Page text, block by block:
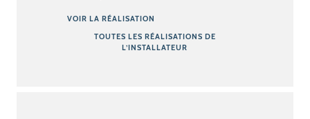
VOIR LA RÉALISATION
TOUTES LES RÉALISATIONS DE
L’INSTALLATEUR